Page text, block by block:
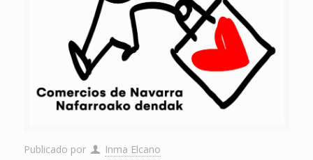
Publicado por Inma Elcano